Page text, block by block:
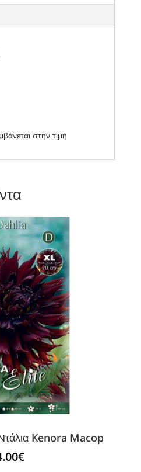
στην τιμή
Kenora Macop
€